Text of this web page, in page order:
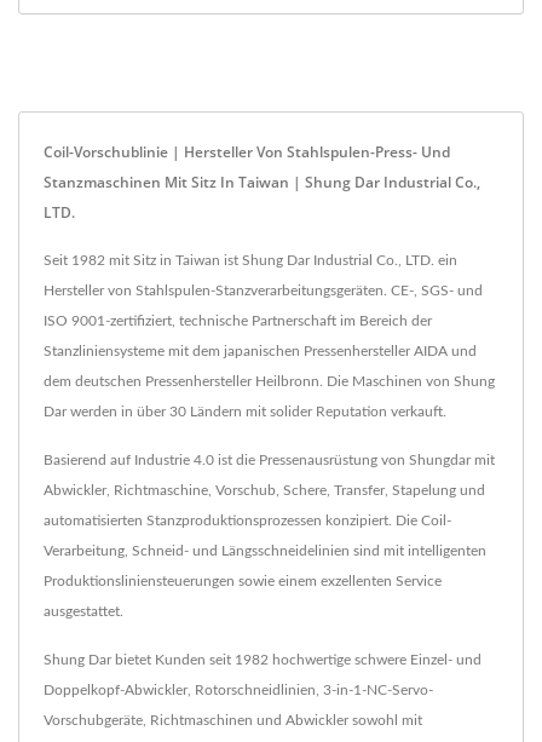
Coil-Vorschublinie | Hersteller Von Stahlspulen-Press- Und
Stanzmaschinen Mit Sitz In Taiwan | Shung Dar Industrial Co.,
LTD.
Seit 1982 mit Sitz in Taiwan ist Shung Dar Industrial Co., LTD. ein
Hersteller von Stahlspulen-Stanzverarbeitungsgeräten. CE-, SGS- und
ISO 9001-zertifiziert, technische Partnerschaft im Bereich der
Stanzliniensysteme mit dem japanischen Pressenhersteller AIDA und
dem deutschen Pressenhersteller Heilbronn. Die Maschinen von Shung
Dar werden in über 30 Ländern mit solider Reputation verkauft.
Basierend auf Industrie 4.0 ist die Pressenausrüstung von Shungdar mit
Abwickler, Richtmaschine, Vorschub, Schere, Transfer, Stapelung und
automatisierten Stanzproduktionsprozessen konzipiert. Die Coil-
Verarbeitung, Schneid- und Längsschneidelinien sind mit intelligenten
Produktionsliniensteuerungen sowie einem exzellenten Service
ausgestattet.
Shung Dar bietet Kunden seit 1982 hochwertige schwere Einzel- und
Doppelkopf-Abwickler, Rotorschneidlinien, 3-in-1-NC-Servo-
Vorschubgeräte, Richtmaschinen und Abwickler sowohl mit